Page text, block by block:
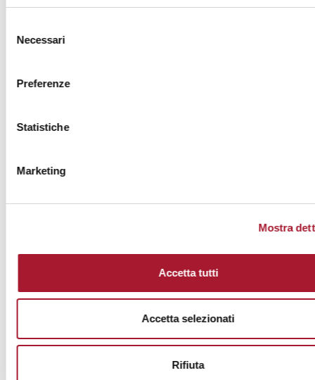
delNecessari
Preferenze
Statistiche
Marketing
Mostra
Accetta tutti
Accetta selezionati
Rifiuta
Grazie Valgrisenche!